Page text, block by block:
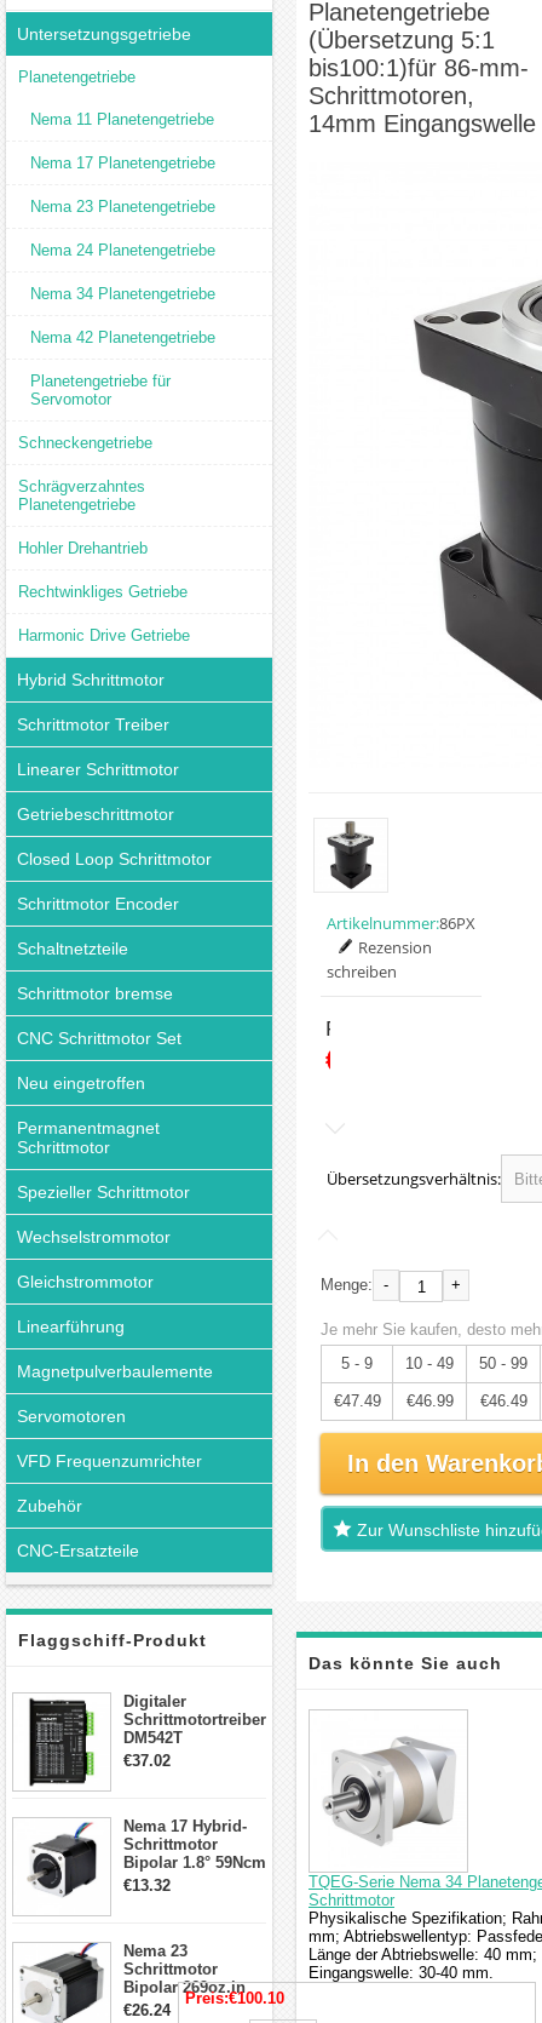
Untersetzungsgetriebe
Planetengetriebe
Nema 11 Planetengetriebe
Nema 17 Planetengetriebe
Nema 23 Planetengetriebe
Nema 24 Planetengetriebe
Nema 34 Planetengetriebe
Nema 42 Planetengetriebe
Planetengetriebe für
Servomotor
Schneckengetriebe
Schrägverzahntes
Planetengetriebe
Hohler Drehantrieb
Rechtwinkliges Getriebe
Harmonic Drive Getriebe
Hybrid Schrittmotor
Schrittmotor Treiber
Linearer Schrittmotor
Getriebeschrittmotor
Closed Loop Schrittmotor
Schrittmotor Encoder
Schaltnetzteile
Schrittmotor bremse
CNC Schrittmotor Set
Neu eingetroffen
Permanentmagnet
Schrittmotor
Spezieller Schrittmotor
Wechselstrommotor
Gleichstrommotor
Linearführung
Magnetpulverbaulemente
Servomotoren
VFD Frequenzumrichter
Zubehör
CNC-Ersatzteile
Flaggschiff-Produkt
Digitaler
Schrittmotortreiber
DM542T
Schrittmotor
Schrittmotor
€37.02
Nema 17 Hybrid-
Schrittmotor
Bipolar 1.8° 59Ncm
2A 4 Drähte mit 1m
€13.32
Nema 23
Schrittmotor
Bipolar 269oz.in
2,8A 57x57x76mm
€26.24
Planetengetriebe
(Übersetzung 5:1
bis100:1)für 86-mm-
Schrittmotoren,
14mm Eingangswelle
Artikelnummer:86PX
Rezension
schreiben
Preis:
€49.99
Übersetzungsverhältnis:
Menge: - +
Je mehr Sie kaufen, desto
5 - 9
10 - 49 50 - 99
€47.49 €46.99 €46.49
In den
Zur Wunschliste
Das könnte Sie auch
interessieren
TQEG-Serie Nema 34
Schrittmotor
Physikalische Spezifikation;
mm; Abtriebswellentyp:
Länge der Abtriebswelle: 40
Eingangswelle: 30-40 mm.
Preis:€100.10